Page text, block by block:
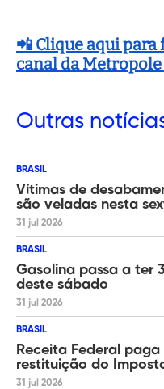
📲 Clique aqui
canal da
Outras
BRASIL
Vítimas de
são veladas nesta
31 jul 2026
BRASIL
Gasolina passa a ter
deste sábado
31 jul 2026
BRASIL
Receita Federal
restituição do
31 jul 2026